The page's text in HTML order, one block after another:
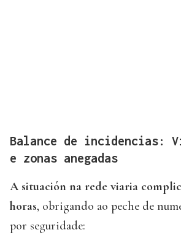
Balance de incidencias:
e zonas anegadas
A situación na rede viaria
horas, obrigando ao peche de
por seguridade: